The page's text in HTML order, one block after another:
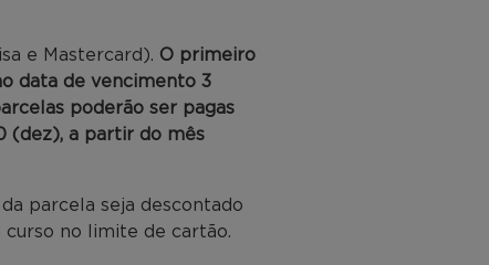
e Mastercard). O primeiro
data de vencimento 3
poderão ser pagas
(dez), a partir do mês
parcela seja descontado
no limite de cartão.